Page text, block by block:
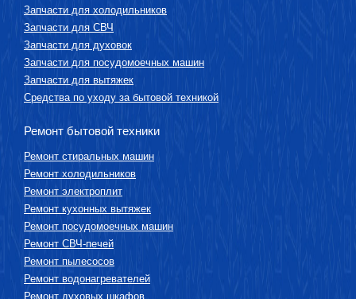
Запчасти для холодильников
Запчасти для СВЧ
Запчасти для духовок
Запчасти для посудомоечных машин
Запчасти для вытяжек
Средства по уходу за бытовой техникой
Ремонт бытовой техники
Ремонт стиральных машин
Ремонт холодильников
Ремонт электроплит
Ремонт кухонных вытяжек
Ремонт посудомоечных машин
Ремонт СВЧ-печей
Ремонт пылесосов
Ремонт водонагревателей
Ремонт духовых шкафов